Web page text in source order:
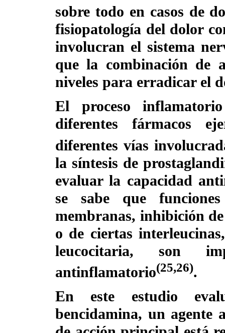
sobre todo en casos de
fisiopatología del dolor
involucran el sistema
que la combinación de
niveles para erradicar el
El proceso
diferentes fármacos
diferentes vías
la síntesis de
evaluar la capacidad
se sabe que
membranas, inhibición
o de ciertas
leucocitaria, son
antinflamatorio(25,26).
En este estudio
bencidamina, un agente